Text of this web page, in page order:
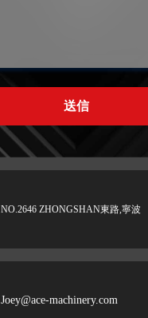
送信
NO.2646 ZHONGSHAN東路,寧波
Joey@ace-machinery.com